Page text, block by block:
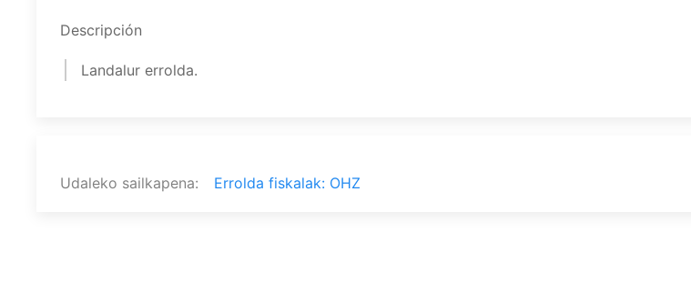
navegación
Descripción
Landalur errolda.
Udaleko sailkapena Errolda fiskalak: OHZ